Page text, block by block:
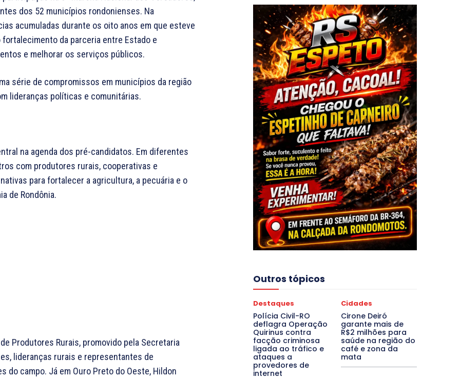
dos 52 municípios rondonienses. Na
acumuladas durante os oito anos em que esteve
da parceria entre Estado e
e melhorar os serviços públicos.
série de compromissos em municípios da região
lideranças políticas e comunitárias.
na agenda dos pré-candidatos. Em diferentes
com produtores rurais, cooperativas e
para fortalecer a agricultura, a pecuária e o
de Rondônia.
Produtores Rurais, promovido pela Secretaria
lideranças rurais e representantes de
campo. Já em Ouro Preto do Oeste, Hildon
Outros tópicos
Destaques
Polícia Civil-RO
deflagra Operação
Quirinus contra
facção criminosa
ligada ao tráfico e
ataques a
provedores de
internet
Cidades
Cirone Deiró
garante mais de
R$2 milhões para
saúde na região do
café e zona da
mata